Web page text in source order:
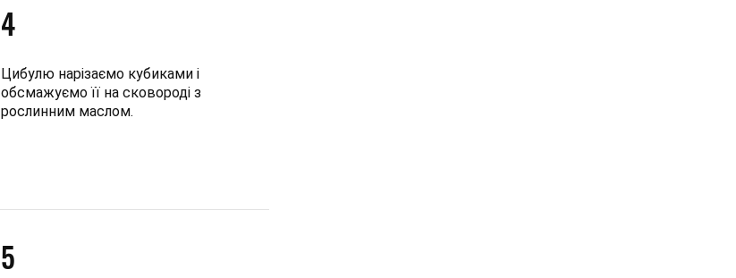
4
Цибулю нарізаємо кубиками і
обсмажуємо її на сковороді з
рослинним маслом.
5